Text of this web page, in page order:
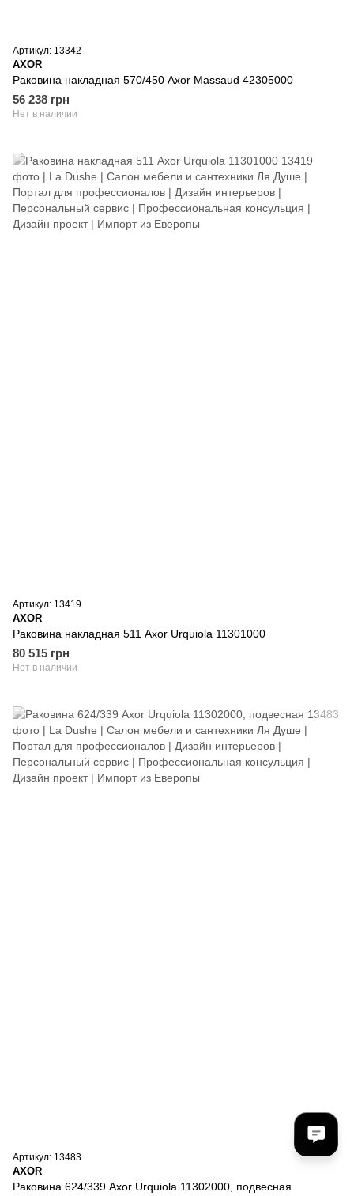
Артикул: 13342
AXOR
Раковина накладная 570/450 Axor Massaud 42305000
56 238 грн
Нет в наличии
Артикул: 13419
AXOR
Раковина накладная 511 Axor Urquiola 11301000
80 515 грн
Нет в наличии
Артикул: 13483
AXOR
Раковина 624/339 Axor Urquiola 11302000, подвесная